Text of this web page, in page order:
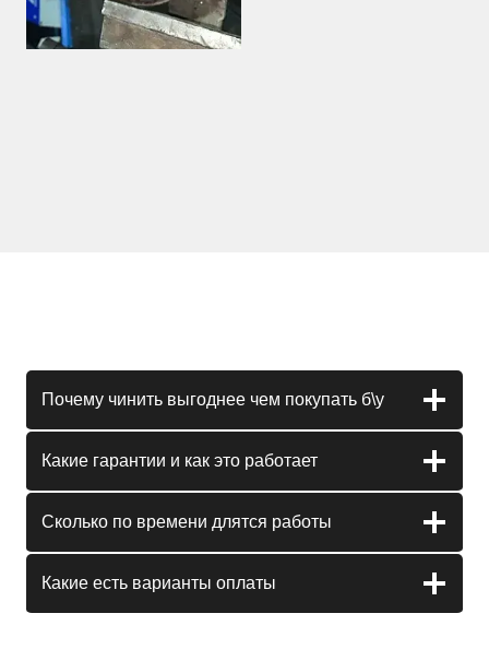
Почему чинить выгоднее чем покупать б\у
Какие гарантии и как это работает
Сколько по времени длятся работы
Какие есть варианты оплаты